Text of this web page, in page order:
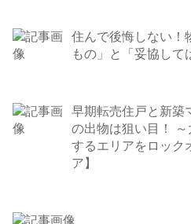
住んで後悔しない！
もの」と「妥協して
早期転売住戸と新築
の出物は狙い目！
するエリアをロック
ア】